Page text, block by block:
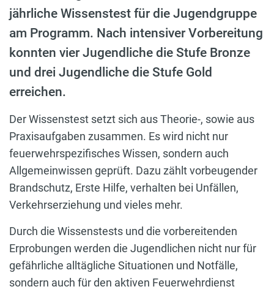
jährliche Wissenstest für die Jugendgruppe
am Programm. Nach intensiver Vorbereitung
konnten vier Jugendliche die Stufe Bronze
und drei Jugendliche die Stufe Gold
erreichen.
Der Wissenstest setzt sich aus Theorie-, sowie aus
Praxisaufgaben zusammen. Es wird nicht nur
feuerwehrspezifisches Wissen, sondern auch
Allgemeinwissen geprüft. Dazu zählt vorbeugender
Brandschutz, Erste Hilfe, verhalten bei Unfällen,
Verkehrserziehung und vieles mehr.
Durch die Wissenstests und die vorbereitenden
Erprobungen werden die Jugendlichen nicht nur für
gefährliche alltägliche Situationen und Notfälle,
sondern auch für den aktiven Feuerwehrdienst